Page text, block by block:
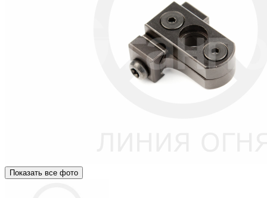
Показать все фото